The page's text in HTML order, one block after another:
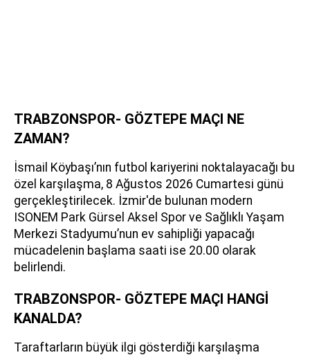
TRABZONSPOR- GÖZTEPE MAÇI NE
ZAMAN?
İsmail Köybaşı’nın futbol kariyerini noktalayacağı bu
özel karşılaşma, 8 Ağustos 2026 Cumartesi günü
gerçekleştirilecek. İzmir'de bulunan modern
ISONEM Park Gürsel Aksel Spor ve Sağlıklı Yaşam
Merkezi Stadyumu’nun ev sahipliği yapacağı
mücadelenin başlama saati ise 20.00 olarak
belirlendi.
TRABZONSPOR- GÖZTEPE MAÇI HANGİ
KANALDA?
Taraftarların büyük ilgi gösterdiği karşılaşma